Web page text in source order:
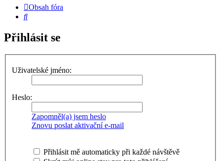
Obsah fóra
Hledat
Přihlásit se
Uživatelské jméno:
Heslo:
Zapomněl(a) jsem heslo
Znovu poslat aktivační e-mail
Přihlásit mě automaticky při každé návštěvě